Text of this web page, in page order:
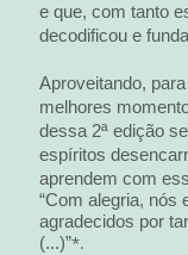
e que, com tanto
decodificou e
Aproveitando,
melhores
dessa 2ª edição
espíritos
aprendem com
“Com alegria, nós
agradecidos por
(...)”*.